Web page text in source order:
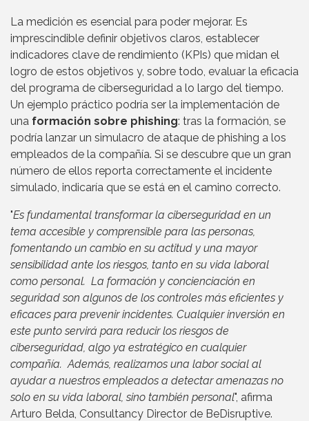
La medición es esencial para poder mejorar. Es
imprescindible definir objetivos claros, establecer
indicadores clave de rendimiento (KPIs) que midan el
logro de estos objetivos y, sobre todo, evaluar la eficacia
del programa de ciberseguridad a lo largo del tiempo.
Un ejemplo práctico podría ser la implementación de
una formación sobre phishing: tras la formación, se
podría lanzar un simulacro de ataque de phishing a los
empleados de la compañía. Si se descubre que un gran
número de ellos reporta correctamente el incidente
simulado, indicaría que se está en el camino correcto.
"Es fundamental transformar la ciberseguridad en un
tema accesible y comprensible para las personas,
fomentando un cambio en su actitud y una mayor
sensibilidad ante los riesgos, tanto en su vida laboral
como personal. La formación y concienciación en
seguridad son algunos de los controles más eficientes y
eficaces para prevenir incidentes. Cualquier inversión en
este punto servirá para reducir los riesgos de
ciberseguridad, algo ya estratégico en cualquier
compañía. Además, realizamos una labor social al
ayudar a nuestros empleados a detectar amenazas no
solo en su vida laboral, sino también personal", afirma
Arturo Belda, Consultancy Director de BeDisruptive.